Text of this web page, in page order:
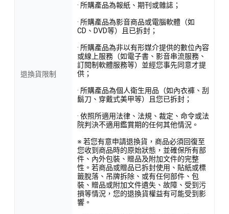
退換貨限制
· 所購產品為報紙、期刊或雜誌；
· 所購產品為影音商品或電腦軟體（如
CD、DVD等）且已拆封；
· 所購產品為非以有形媒介提供的數位內容
或線上服務（如電子書、影音串流服務、
訂閱制軟體服務等）並經您事先同意才提
供；
· 所購產品為個人衛生用品（如內衣褲、刮
鬍刀、穿戴式美甲等）且您已拆封；
· 依照所適用法律、法規、裁定、命令或法
院判決不適用鑑賞期的任何其他情況。
※ 若您有意申請退換貨，商品必須回復至
您收到商品時的原始狀態，並確保所有部
件、內外包裝、贈品及附加文件的完整
性。若商品或贈品已拆封使用、貼紙或標
籤脫落、吊牌拆除、或有任何部件、包
裝、贈品或附加文件遺失、故障、受到污
損等情況，您的退換貨權益有可能受到影
響。